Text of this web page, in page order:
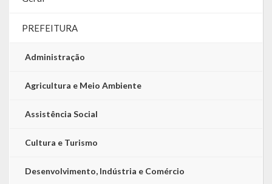
PREFEITURA
Administração
Agricultura e Meio Ambiente
Assistência Social
Cultura e Turismo
Desenvolvimento, Indústria e Comércio